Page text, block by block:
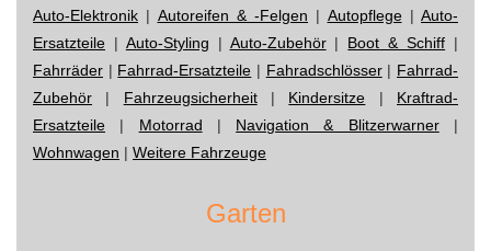
Auto-Elektronik | Autoreifen & -Felgen | Autopflege| Auto-
Ersatzteile | Auto-Styling | Auto-Zubehör| Boot & Schiff |
Fahrräder | Fahrrad-Ersatzteile | Fahradschlösser| Fahrrad-
Zubehör | Fahrzeugsicherheit| Kindersitze | Kraftrad-
Ersatzteile | Motorrad | Navigation & Blitzerwarner|
Wohnwagen | Weitere Fahrzeuge
Garten